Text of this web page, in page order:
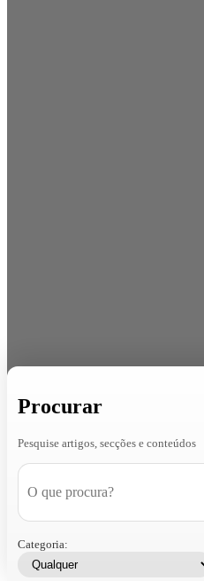
Procurar
Pesquise artigos, secções e conteúdos
Categoria: